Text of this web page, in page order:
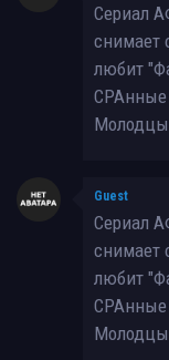
Сериал
снимает
любит
СРАнные
Guest
Сериал
снимает
любит
СРАнные